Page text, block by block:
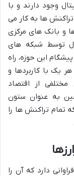
وجود دارند و با
تراکنش ها به کار می
و بانک های مرکزی
توسط شبکه های
این حوزه، راه
هر یک با کاربردها و
از اقتصاد
به عنوان ستون
تمام تراکنش ها را
دارد که آن را